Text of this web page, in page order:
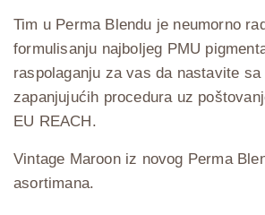
Tim u Perma Blendu je neumorno
formulisanju najboljeg PMU
raspolaganju za vas da nastavite sa
zapanjujućih procedura uz
EU REACH.
Vintage Maroon iz novog Perma
asortimana.